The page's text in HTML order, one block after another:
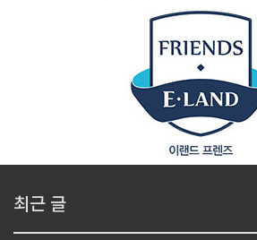
최근 글